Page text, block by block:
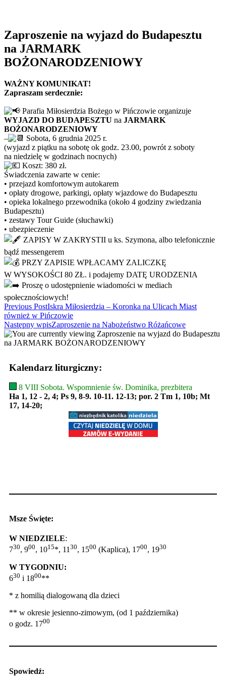
Zaproszenie na wyjazd do Budapesztu
na JARMARK
BOŻONARODZENIOWY
WAŻNY KOMUNIKAT!
Zapraszam serdecznie:
Parafia Miłosierdzia Bożego w Pińczowie organizuje
WYJAZD DO BUDAPESZTU na JARMARK
BOŻONARODZENIOWY
–
Sobota, 6 grudnia 2025 r.
(wyjazd z piątku na sobotę ok godz. 23.00, powrót z soboty
na niedzielę w godzinach nocnych)
Koszt: 380 zł.
Świadczenia zawarte w cenie:
• przejazd komfortowym autokarem
• opłaty drogowe, parkingi, opłaty wjazdowe do Budapesztu
• opieka lokalnego przewodnika (około 4 godziny zwiedzania
Budapesztu)
• zestawy Tour Guide (słuchawki)
• ubezpieczenie
ZAPISY W ZAKRYSTII u ks. Szymona, albo telefonicznie
bądź messengerem
PRZY ZAPISIE WPŁACAMY ZALICZKĘ
W WYSOKOŚCI 80 ZŁ. i podajemy DATĘ URODZENIA
Proszę o udostępnienie wiadomości w mediach
społecznościowych!
Read
more
articles
Previous PostIskra Miłosierdzia – Koronka na Ulicach Miast
również w Pińczowie
Następny wpisZaproszenie na Nabożeństwo Różańcowe
Kalendarz liturgiczny:
8 VIII Sobota. Wspomnienie św. Dominika, prezbitera
Ha 1, 12 - 2, 4; Ps 9, 8-9. 10-11. 12-13; por. 2 Tm 1, 10b; Mt
17, 14-20;
Msze Święte:
W NIEDZIELE:
730, 900, 1015*, 1130, 1500 (Kaplica), 1700, 1930
W TYGODNIU:
630 i 1800**
* z homilią dialogowaną dla dzieci
** w okresie jesienno-zimowym, (od 1 października)
o godz. 1700
Spowiedź: